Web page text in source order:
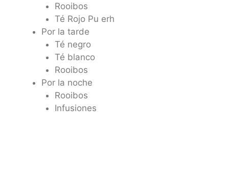
Rooibos
Té Rojo Pu erh
Por la tarde
Té negro
Té blanco
Rooibos
Por la noche
Rooibos
Infusiones